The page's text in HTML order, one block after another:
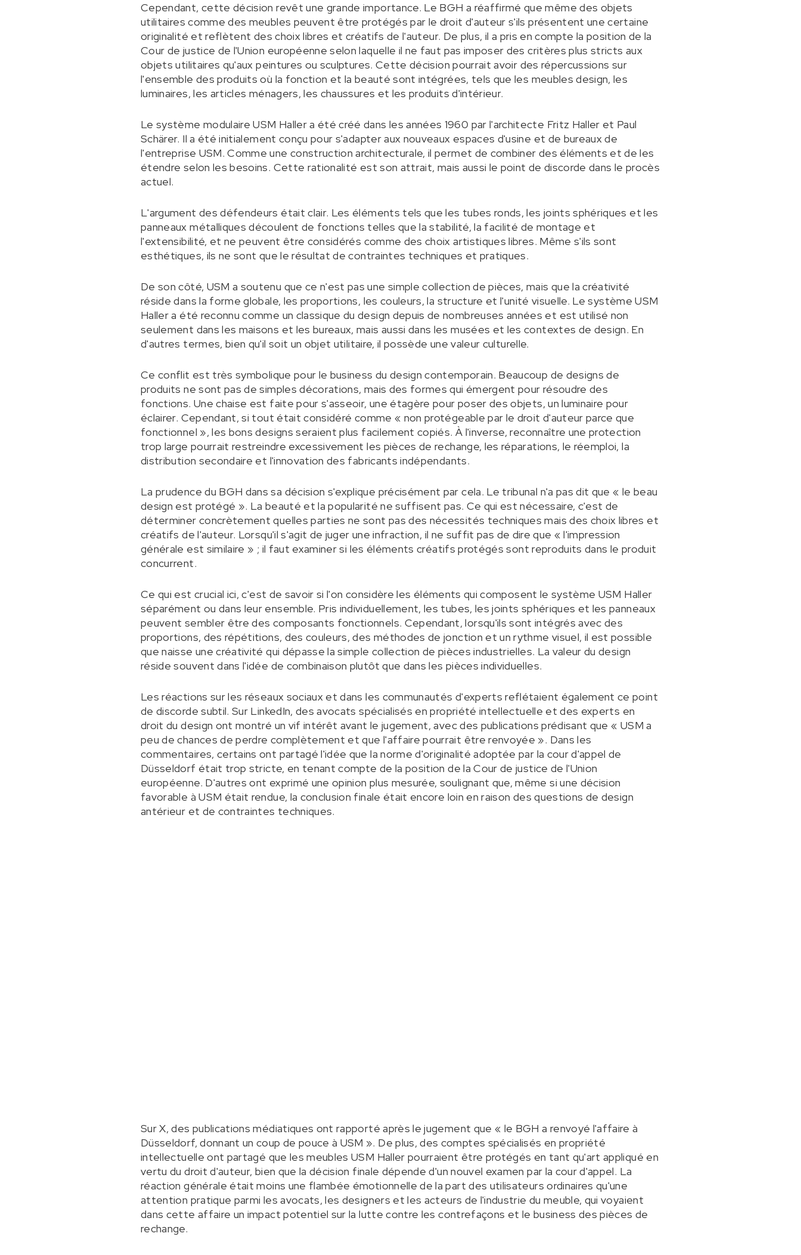
Cependant, cette décision revêt une grande importance. Le BGH a réaffirmé que même des objets
utilitaires comme des meubles peuvent être protégés par le droit d'auteur s'ils présentent une certaine
originalité et reflètent des choix libres et créatifs de l'auteur. De plus, il a pris en compte la position de la
Cour de justice de l'Union européenne selon laquelle il ne faut pas imposer des critères plus stricts aux
objets utilitaires qu'aux peintures ou sculptures. Cette décision pourrait avoir des répercussions sur
l'ensemble des produits où la fonction et la beauté sont intégrées, tels que les meubles design, les
luminaires, les articles ménagers, les chaussures et les produits d'intérieur.
Le système modulaire USM Haller a été créé dans les années 1960 par l'architecte Fritz Haller et Paul
Schärer. Il a été initialement conçu pour s'adapter aux nouveaux espaces d'usine et de bureaux de
l'entreprise USM. Comme une construction architecturale, il permet de combiner des éléments et de les
étendre selon les besoins. Cette rationalité est son attrait, mais aussi le point de discorde dans le procès
actuel.
L'argument des défendeurs était clair. Les éléments tels que les tubes ronds, les joints sphériques et les
panneaux métalliques découlent de fonctions telles que la stabilité, la facilité de montage et
l'extensibilité, et ne peuvent être considérés comme des choix artistiques libres. Même s'ils sont
esthétiques, ils ne sont que le résultat de contraintes techniques et pratiques.
De son côté, USM a soutenu que ce n'est pas une simple collection de pièces, mais que la créativité
réside dans la forme globale, les proportions, les couleurs, la structure et l'unité visuelle. Le système USM
Haller a été reconnu comme un classique du design depuis de nombreuses années et est utilisé non
seulement dans les maisons et les bureaux, mais aussi dans les musées et les contextes de design. En
d'autres termes, bien qu'il soit un objet utilitaire, il possède une valeur culturelle.
Ce conflit est très symbolique pour le business du design contemporain. Beaucoup de designs de
produits ne sont pas de simples décorations, mais des formes qui émergent pour résoudre des
fonctions. Une chaise est faite pour s'asseoir, une étagère pour poser des objets, un luminaire pour
éclairer. Cependant, si tout était considéré comme « non protégeable par le droit d'auteur parce que
fonctionnel », les bons designs seraient plus facilement copiés. À l'inverse, reconnaître une protection
trop large pourrait restreindre excessivement les pièces de rechange, les réparations, le réemploi, la
distribution secondaire et l'innovation des fabricants indépendants.
La prudence du BGH dans sa décision s'explique précisément par cela. Le tribunal n'a pas dit que « le beau
design est protégé ». La beauté et la popularité ne suffisent pas. Ce qui est nécessaire, c'est de
déterminer concrètement quelles parties ne sont pas des nécessités techniques mais des choix libres et
créatifs de l'auteur. Lorsqu'il s'agit de juger une infraction, il ne suffit pas de dire que « l'impression
générale est similaire » ; il faut examiner si les éléments créatifs protégés sont reproduits dans le produit
concurrent.
Ce qui est crucial ici, c'est de savoir si l'on considère les éléments qui composent le système USM Haller
séparément ou dans leur ensemble. Pris individuellement, les tubes, les joints sphériques et les panneaux
peuvent sembler être des composants fonctionnels. Cependant, lorsqu'ils sont intégrés avec des
proportions, des répétitions, des couleurs, des méthodes de jonction et un rythme visuel, il est possible
que naisse une créativité qui dépasse la simple collection de pièces industrielles. La valeur du design
réside souvent dans l'idée de combinaison plutôt que dans les pièces individuelles.
Les réactions sur les réseaux sociaux et dans les communautés d'experts reflétaient également ce point
de discorde subtil. Sur LinkedIn, des avocats spécialisés en propriété intellectuelle et des experts en
droit du design ont montré un vif intérêt avant le jugement, avec des publications prédisant que « USM a
peu de chances de perdre complètement et que l'affaire pourrait être renvoyée ». Dans les
commentaires, certains ont partagé l'idée que la norme d'originalité adoptée par la cour d'appel de
Düsseldorf était trop stricte, en tenant compte de la position de la Cour de justice de l'Union
européenne. D'autres ont exprimé une opinion plus mesurée, soulignant que, même si une décision
favorable à USM était rendue, la conclusion finale était encore loin en raison des questions de design
antérieur et de contraintes techniques.
Sur X, des publications médiatiques ont rapporté après le jugement que « le BGH a renvoyé l'affaire à
Düsseldorf, donnant un coup de pouce à USM ». De plus, des comptes spécialisés en propriété
intellectuelle ont partagé que les meubles USM Haller pourraient être protégés en tant qu'art appliqué en
vertu du droit d'auteur, bien que la décision finale dépende d'un nouvel examen par la cour d'appel. La
réaction générale était moins une flambée émotionnelle de la part des utilisateurs ordinaires qu'une
attention pratique parmi les avocats, les designers et les acteurs de l'industrie du meuble, qui voyaient
dans cette affaire un impact potentiel sur la lutte contre les contrefaçons et le business des pièces de
rechange.